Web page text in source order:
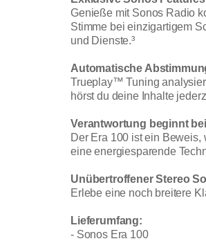
Genieße mit Sonos Radio
Stimme bei einzigartigem
und Dienste.³
Automatische
Trueplay™ Tuning
hörst du deine Inhalte
Verantwortung beginnt
Der Era 100 ist ein
eine energiesparende
Unübertroffener Stereo
Erlebe eine noch breitere
Lieferumfang:
- Sonos Era 100